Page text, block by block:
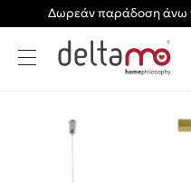
Δωρεάν παράδοση άνω